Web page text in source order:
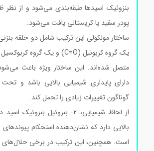
بنزوئیک اسیدها طبقه‌بندی می‌شود و از نظر
پودر سفید یا کریستالی یافت می‌شود.
ساختار مولکولی این ترکیب شامل دو حلقه
متصل شده‌اند. این ساختار ویژه باعث می‌شود
دارای پایداری شیمیایی بالایی باشد و تحت
گوناگون تغییرات زیادی را تحمل کند.
از لحاظ شیمیایی، 2- بنزوئیل بنزوئیک
بالایی دارد که نشان‌دهنده استحکام پیوندهای
است. همچنین، این ترکیب در برخی حلال‌های